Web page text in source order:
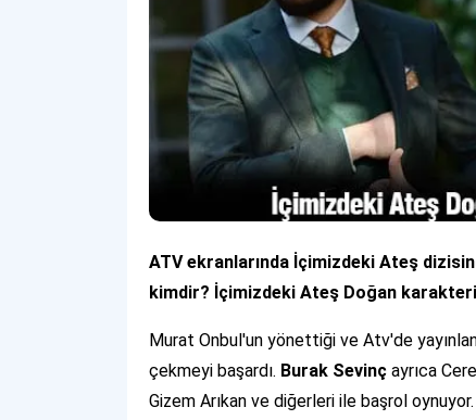
ATV ekranlarında İçimizdeki Ateş
kimdir? İçimizdeki Ateş Doğan
Murat Onbul'un yönettiği ve Atv'de
çekmeyi başardı. Burak Sevinç ayrıca
Gizem Arıkan ve diğerleri ile başrol